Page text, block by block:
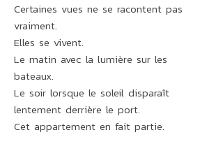
Certaines vues ne se racontent pas
vraiment.
Elles se vivent.
Le matin avec la lumière sur les
bateaux.
Le soir lorsque le soleil disparaît
lentement derrière le port.
Cet appartement en fait partie.